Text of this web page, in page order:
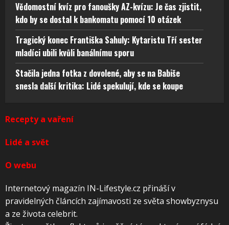
Vědomostní kvíz pro fanoušky AZ-kvízu: Je čas zjistit,
kdo by se dostal k bankomatu pomocí 10 otázek
Tragický konec Františka Sahuly: Kytaristu Tří sester
mladíci ubili kvůli banálnímu sporu
Stačila jedna fotka z dovolené, aby se na Babiše
snesla další kritika: Lidé spekulují, kde se koupe
Recepty a vaření
Lidé a svět
O webu
Internetový magazín IN-Lifestyle.cz přináší v
pravidelných článcích zajímavosti ze světa showbyznysu
a ze života celebrit.